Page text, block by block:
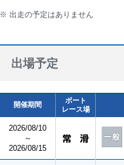
※ 出走の予定はありません
出場予定
開催期間
ボート
レース場
2026/08/10
～
2026/08/15